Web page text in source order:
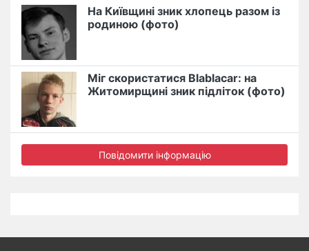
На Київщині зник хлопець разом із
родиною (фото)
Міг скористатися Blablacar: на
Житомирщині зник підліток (фото)
Повідомити інформацію